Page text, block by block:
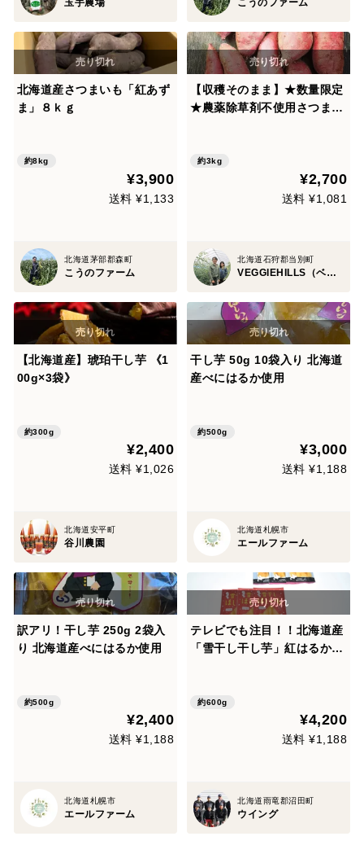
北海道産さつまいも「紅あず
ま」８ｋｇ
約8kg
¥3,900
送料 ¥1,133
北海道茅部郡森町
こうのファーム
【収穫そのまま】★数量限定
★農薬除草剤不使用さつまい
約3kg
¥2,700
送料 ¥1,081
北海道石狩郡当別町
VEGGIEHILLS（ベジヒルズ）
【北海道産】琥珀干し芋 《1
00g×3袋》
約300g
¥2,400
送料 ¥1,026
北海道安平町
谷川農園
干し芋 50g 10袋入り 北海道
産べにはるか使用
約500g
¥3,000
送料 ¥1,188
北海道札幌市
エールファーム
訳アリ！干し芋 250g 2袋入
り 北海道産べにはるか使用
約500g
¥2,400
送料 ¥1,188
北海道札幌市
エールファーム
テレビでも注目！！北海道産
「雪干し干し芋」紅はるか・
約600g
¥4,200
送料 ¥1,188
北海道雨竜郡沼田町
ウイング